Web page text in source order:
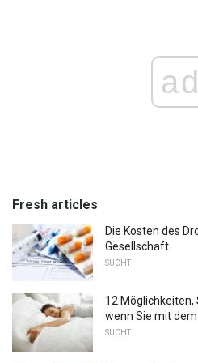
ad
Fresh articles
Die Kosten des
Gesellschaft
SUCHT
12 Möglichkeiten,
wenn Sie mit
SUCHT